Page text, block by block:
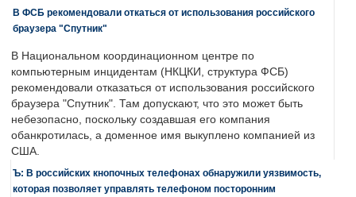
В ФСБ рекомендовали откаться от использования российского
браузера "Спутник"
В Национальном координационном центре по
компьютерным инцидентам (НКЦКИ, структура ФСБ)
рекомендовали отказаться от использования российского
браузера "Спутник". Там допускают, что это может быть
небезопасно, поскольку создавшая его компания
обанкротилась, а доменное имя выкуплено компанией из
США.
Ъ: В российских кнопочных телефонах обнаружили уязвимость,
которая позволяет управлять телефоном посторонним